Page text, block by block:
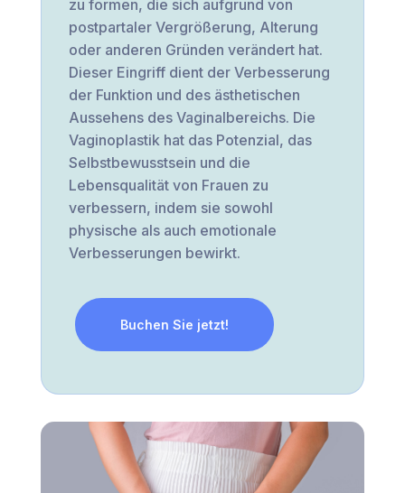
zu formen, die sich aufgrund von
postpartaler Vergrößerung, Alterung
oder anderen Gründen verändert hat.
Dieser Eingriff dient der Verbesserung
der Funktion und des ästhetischen
Aussehens des Vaginalbereichs. Die
Vaginoplastik hat das Potenzial, das
Selbstbewusstsein und die
Lebensqualität von Frauen zu
verbessern, indem sie sowohl
physische als auch emotionale
Verbesserungen bewirkt.
Buchen Sie jetzt!